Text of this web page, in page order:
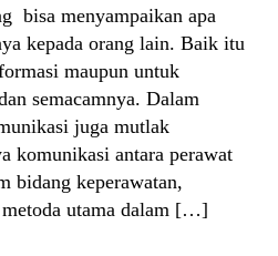
bisa menyampaikan apa
kepada orang lain. Baik itu
maupun untuk
semacamnya. Dalam
juga mutlak
komunikasi antara perawat
bidang keperawatan,
utama dalam […]